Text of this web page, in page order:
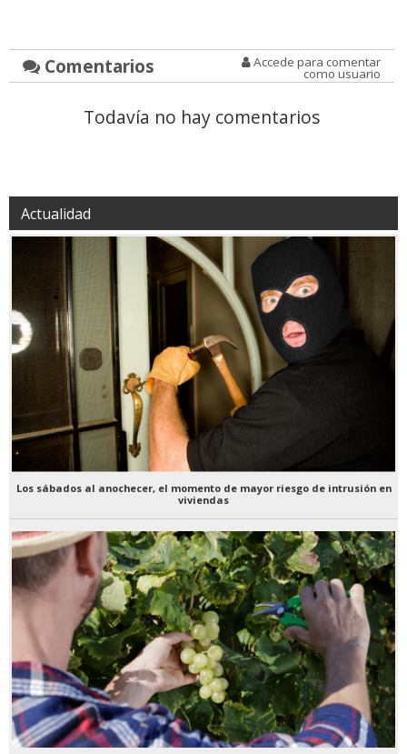
Comentarios Accede para comentar
como usuario
Todavía no hay comentarios
Actualidad
Los sábados al anochecer, el momento de mayor riesgo de intrusión en
viviendas